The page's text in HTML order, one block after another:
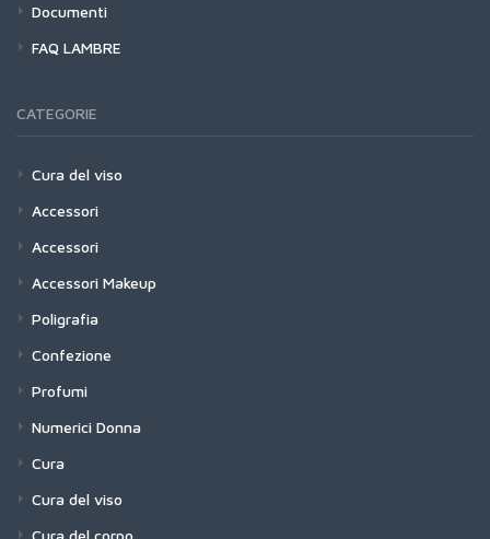
Documenti
FAQ LAMBRE
CATEGORIE
Cura del viso
Accessori
Accessori
Accessori Makeup
Poligrafia
Confezione
Profumi
Numerici Donna
Cura
Cura del viso
Cura del corpo